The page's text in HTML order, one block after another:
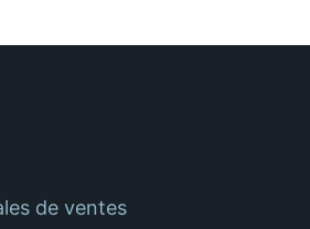
de ventes